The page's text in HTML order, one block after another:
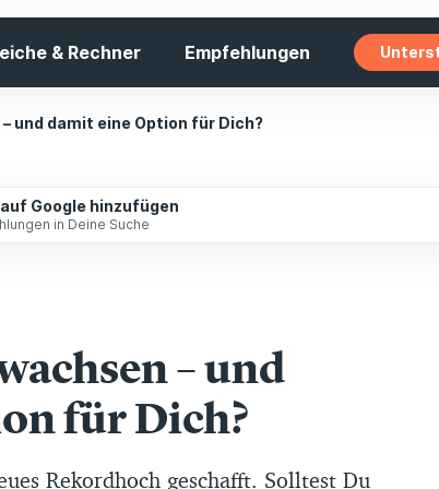
& Rechner Empfehlungen
und damit eine Option für Dich?
Google hinzufügen
in Deine Suche
– und
für Dich?
Rekordhoch geschafft. Solltest Du